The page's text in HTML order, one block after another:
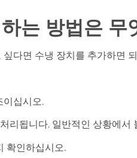
는 방법은 무
다면 수냉 장치를 추가하면
이십시오.
리됩니다. 일반적인 상황에
확인하십시오.